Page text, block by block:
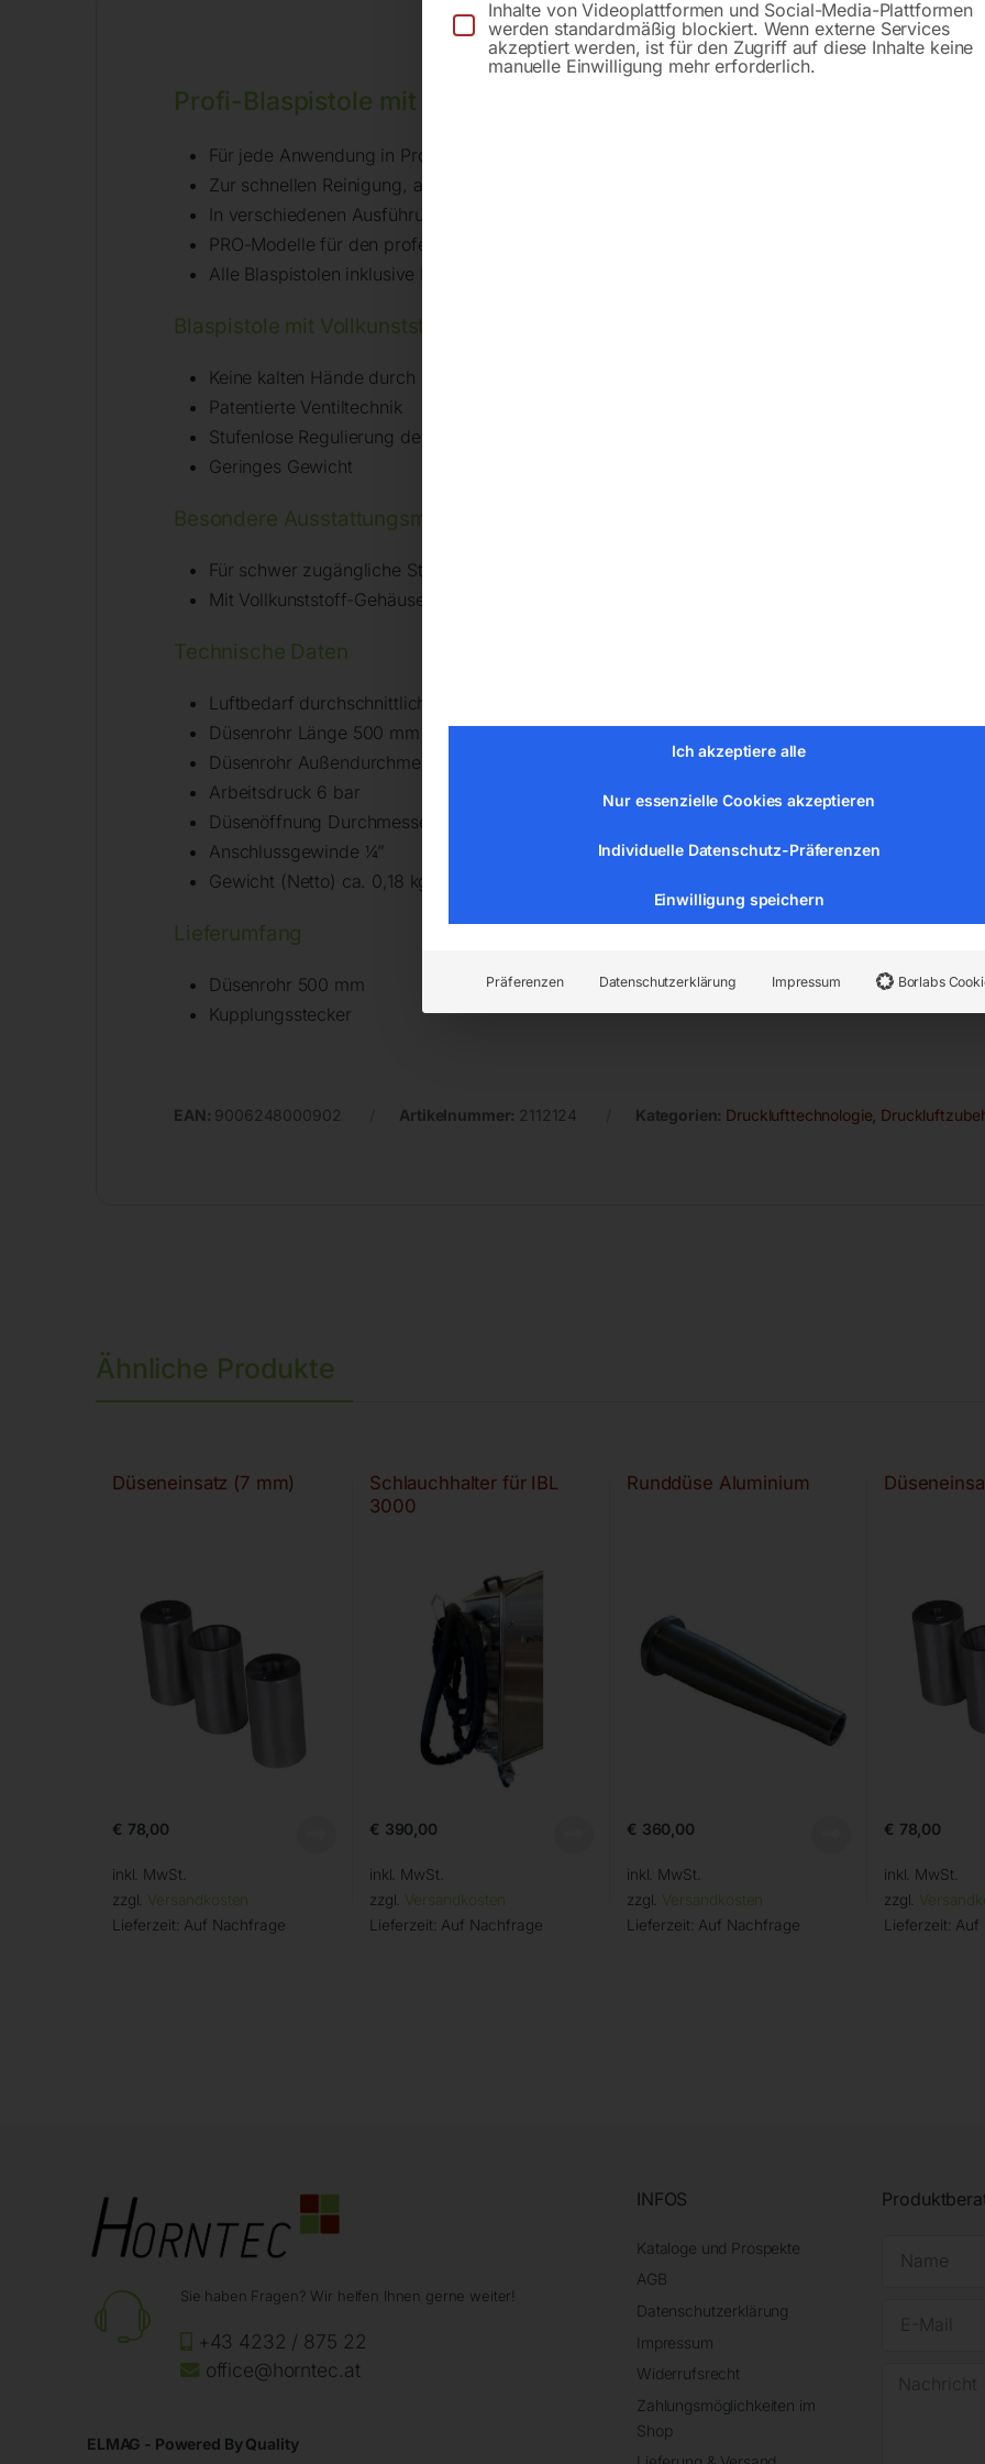
Profi-Blaspistole mit 500 mm Blasrohr BP PRO XL
Für jede Anwendung in Produktion, Werkstatt, am Auto oder im Haus die richtige Blaspistole
Zur schnellen Reinigung, auch für schwer zugängliche Stellen
In verschiedenen Ausführungen erhältlich, speziell auf den jeweiligen Einsatzbereich
PRO-Modelle für den professionellen Einsatz
Alle Blaspistolen inklusive Kupplungsstecker
Blaspistole mit Vollkunststoff-Gehäuse
Keine kalten Hände durch schlagfesten Kunststoffkörper
Patentierte Ventiltechnik
Stufenlose Regulierung der Luftmenge durch langen Betätigungshebel
Geringes Gewicht
Besondere Ausstattungsmerkmale
Für schwer zugängliche Stellen
Mit Vollkunststoff-Gehäuse
Technische Daten
Luftbedarf durchschnittlich, ca. 150 l/min
Düsenrohr Länge 500 mm
Düsenrohr Außendurchmesser 6 mm
Arbeitsdruck 6 bar
Düsenöffnung Durchmesser 3 mm
Anschlussgewinde ¼”
Gewicht (Netto) ca. 0,18 kg
Lieferumfang
Düsenrohr 500 mm
Kupplungsstecker
EAN: 9006248000902 Artikelnummer: 2112124 Kategorien: Drucklufttechnologie
Ähnliche Produkte
Düseneinsatz (7 mm)
€ 78,00
inkl. MwSt.
zzgl. Versandkosten
Lieferzeit: Auf Nachfrage
Schlauchhalter für IBL
3000
€ 390,00
inkl. MwSt.
zzgl. Versandkosten
Lieferzeit: Auf Nachfrage
Runddüse Aluminium
€ 360,00
inkl. MwSt.
zzgl. Versandkosten
Lieferzeit: Auf Nachfrage
€ 78,00
inkl. MwSt.
zzgl.
Lieferzeit: Auf
Sie haben Fragen? Wir helfen Ihnen gerne weiter!
+43 4232 / 875 22
office@horntec.at
ELMAG - Powered By Quality
INFOS
Kataloge und Prospekte
AGB
Datenschutzerklärung
Impressum
Widerrufsrecht
Zahlungsmöglichkeiten im
Shop
Inhalte von Videoplattformen und Social-Media-Plattformen
werden standardmäßig blockiert. Wenn externe Services
akzeptiert werden, ist für den Zugriff auf diese Inhalte keine
manuelle Einwilligung mehr erforderlich.
Ich akzeptiere alle
Nur essenzielle Cookies akzeptieren
Individuelle Datenschutz-Präferenzen
Einwilligung speichern
Präferenzen Datenschutzerklärung Impressum Borlabs